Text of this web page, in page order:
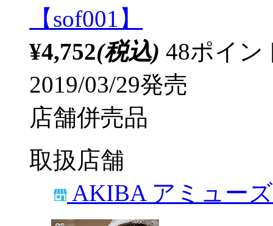
【sof001】
¥4,752(税込) 48ポイ
2019/03/29発売
店舗併売品
取扱店舗
AKIBA アミュー